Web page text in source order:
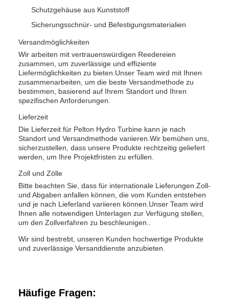
Schutzgehäuse aus Kunststoff
Sicherungsschnür- und Befestigungsmaterialien
Versandmöglichkeiten
Wir arbeiten mit vertrauenswürdigen Reedereien
zusammen, um zuverlässige und effiziente
Liefermöglichkeiten zu bieten.Unser Team wird mit Ihnen
zusammenarbeiten, um die beste Versandmethode zu
bestimmen, basierend auf Ihrem Standort und Ihren
spezifischen Anforderungen.
Lieferzeit
Die Lieferzeit für Pelton Hydro Turbine kann je nach
Standort und Versandmethode variieren.Wir bemühen uns,
sicherzustellen, dass unsere Produkte rechtzeitig geliefert
werden, um Ihre Projektfristen zu erfüllen.
Zoll und Zölle
Bitte beachten Sie, dass für internationale Lieferungen Zoll-
und Abgaben anfallen können, die vom Kunden entstehen
und je nach Lieferland variieren können.Unser Team wird
Ihnen alle notwendigen Unterlagen zur Verfügung stellen,
um den Zollverfahren zu beschleunigen..
Wir sind bestrebt, unseren Kunden hochwertige Produkte
und zuverlässige Versanddienste anzubieten.
Häufige Fragen: